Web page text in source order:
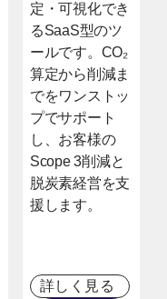
定・可視化でき
るSaaS型のツ
ールです。CO₂
算定から削減ま
でをワンストッ
プでサポート
し、お客様の
Scope 3削減と
脱炭素経営を支
援します。
詳しく見る